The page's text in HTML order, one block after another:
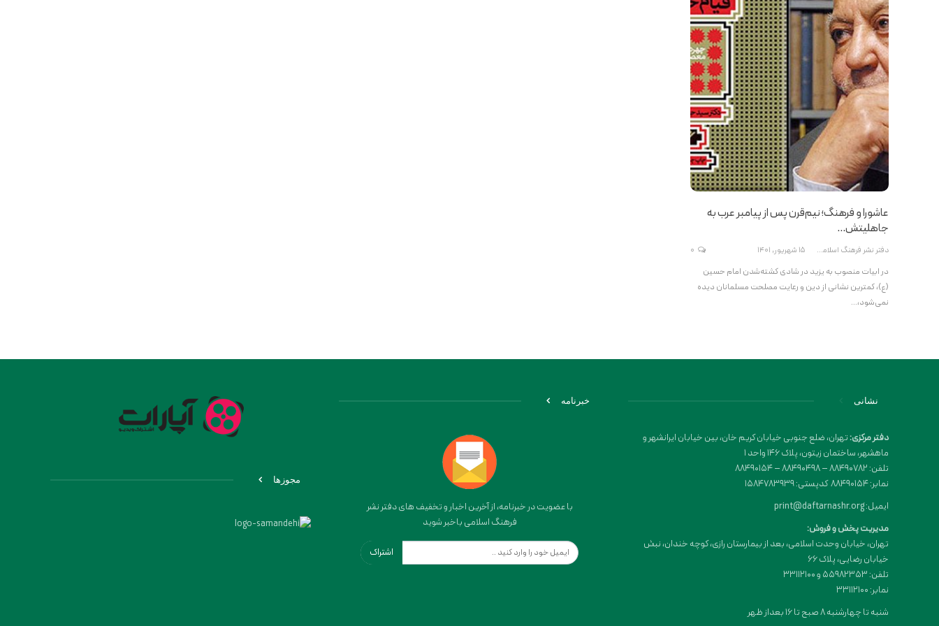
عاشورا و فرهنگ؛ نیم‌قرن پس از پیامبر عرب به
جاهلیتش…
دفتر نشر فرهنگ اسلامی 15 شهریور, 1401
در ابیات منصوب به یزید در شادی کشته‌شدن امام حسین
(ع)، کمترین نشانی از دین و رعایت مصلحت مسلمانان دیده
نمی‌شود،…
نشانی
دفتر مرکزی:تهران، ضلع جنوبی خیابان کریم خان، بین خیابان ایرانشهر و
ماهشهر، ساختمان زیتون، پلاک 146 واحد 1
تلفن: 88490782 – 88490498 – 88490154
نمابر: 88490154 کدپستی: 1584783939
ایمیل: print@daftarnashr.org
مدیریت پخش و فروش:
تهران، خیابان وحدت اسلامی، بعد از بیمارستان رازی، کوچه خندان، نبش
خیابان رضایی، پلاک ۶۶
تلفن: 55982353 و 33112100
نمابر: 33112100
شنبه تا چهارشنبه 8 صبح تا 16 بعداز ظهر
خبرنامه
با عضویت در خبرنامه، از آخرین اخبار و تخفیف های دفتر نشر
فرهنگ اسلامی باخبر شوید
اشتراک
مجوزها